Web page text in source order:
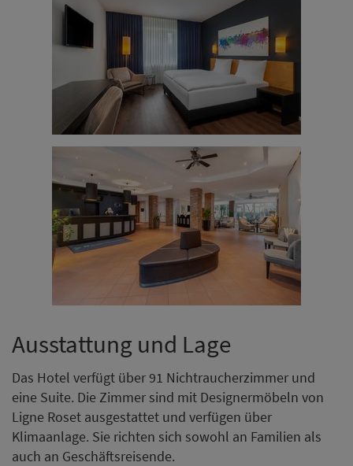
Ausstattung und Lage
Das Hotel verfügt über 91 Nichtraucherzimmer und
eine Suite. Die Zimmer sind mit Designermöbeln von
Ligne Roset ausgestattet und verfügen über
Klimaanlage. Sie richten sich sowohl an Familien als
auch an Geschäftsreisende.